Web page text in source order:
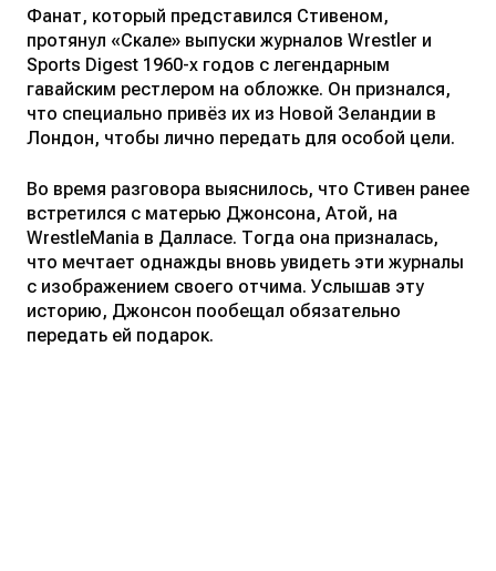
Фанат, который представился Стивеном,
протянул «Скале» выпуски журналов Wrestler и
Sports Digest 1960-х годов с легендарным
гавайским рестлером на обложке. Он признался,
что специально привёз их из Новой Зеландии в
Лондон, чтобы лично передать для особой цели.
Во время разговора выяснилось, что Стивен ранее
встретился с матерью Джонсона, Атой, на
WrestleMania в Далласе. Тогда она призналась,
что мечтает однажды вновь увидеть эти журналы
с изображением своего отчима. Услышав эту
историю, Джонсон пообещал обязательно
передать ей подарок.